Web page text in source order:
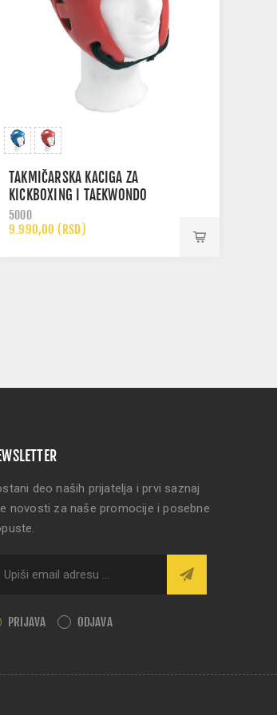
TAKMIČARSKA KACIGA ZA
KICKBOXING I TAEKWONDO
5000
9.990,00 (RSD)
deo naših prijatelja i prvi saznaj
novosti za naše promocije i posebne
PRIJAVA ODJAVA